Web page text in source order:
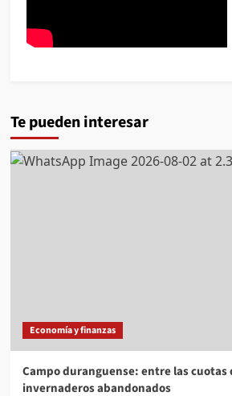
Te pueden interesar
Economía y finanzas
Campo duranguense: entre las cuotas
invernaderos abandonados